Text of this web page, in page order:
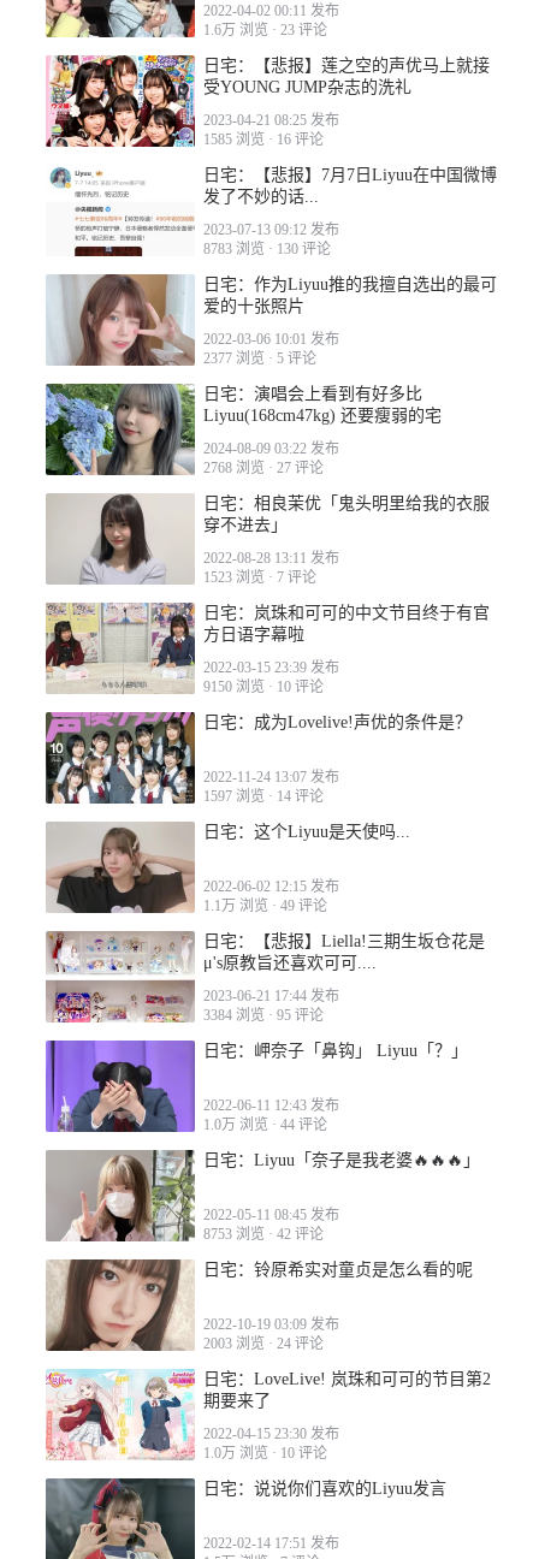
2023-02-22 06:52
2023-02-22 08:44
2023-02-23 15:21
2022-04-02 00:11 发布
1.6万 浏览 · 23 评论
日宅：【悲报】莲之空的声优马上就接
受YOUNG JUMP杂志的洗礼
2023-04-21 08:25 发布
1585 浏览 · 16 评论
日宅：【悲报】7月7日Liyuu在中国微博
发了不妙的话...
2023-07-13 09:12 发布
8783 浏览 · 130 评论
日宅：作为Liyuu推的我擅自选出的最可
爱的十张照片
2022-03-06 10:01 发布
2377 浏览 · 5 评论
日宅：演唱会上看到有好多比
Liyuu(168cm47kg) 还要瘦弱的宅
2024-08-09 03:22 发布
2768 浏览 · 27 评论
日宅：相良茉优「鬼头明里给我的衣服
穿不进去」
2022-08-28 13:11 发布
1523 浏览 · 7 评论
日宅：岚珠和可可的中文节目终于有官
方日语字幕啦
2022-03-15 23:39 发布
9150 浏览 · 10 评论
日宅：成为Lovelive!声优的条件是？
2022-11-24 13:07 发布
1597 浏览 · 14 评论
日宅：这个Liyuu是天使吗...
2022-06-02 12:15 发布
1.1万 浏览 · 49 评论
日宅：【悲报】Liella!三期生坂仓花是
μ's原教旨还喜欢可可....
2023-06-21 17:44 发布
3384 浏览 · 95 评论
日宅：岬奈子「鼻钩」 Liyuu「？」
2022-06-11 12:43 发布
1.0万 浏览 · 44 评论
日宅：Liyuu「奈子是我老婆🔥🔥🔥」
2022-05-11 08:45 发布
8753 浏览 · 42 评论
日宅：铃原希实对童贞是怎么看的呢
2022-10-19 03:09 发布
2003 浏览 · 24 评论
日宅：LoveLive! 岚珠和可可的节目第2
期要来了
2022-04-15 23:30 发布
1.0万 浏览 · 10 评论
日宅：说说你们喜欢的Liyuu发言
2022-02-14 17:51 发布